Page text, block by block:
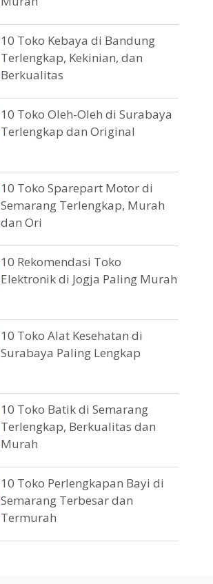
10 Toko Kebaya di Bandung
Terlengkap, Kekinian, dan
Berkualitas
10 Toko Oleh-Oleh di Surabaya
Terlengkap dan Original
10 Toko Sparepart Motor di
Semarang Terlengkap, Murah
dan Ori
10 Rekomendasi Toko
Elektronik di Jogja Paling Murah
10 Toko Alat Kesehatan di
Surabaya Paling Lengkap
10 Toko Batik di Semarang
Terlengkap, Berkualitas dan
Murah
10 Toko Perlengkapan Bayi di
Semarang Terbesar dan
Termurah